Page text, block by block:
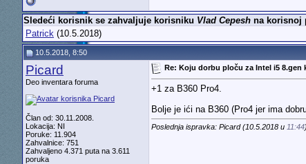
Sledeći korisnik se zahvaljuje korisniku Vlad Cepeshna korisnoj
Patrick(10.5.2018)
10.5.2018, 8:50
Picard
Deo inventara foruma
Član od: 30.11.2008.
Lokacija: NI
Poruke: 11.904
Zahvalnice: 751
Zahvaljeno 4.371 puta na 3.611
poruka
Re: Koju dorbu ploču za Intel i5 8.gen
+1 za B360 Pro4.
Bolje je ići na B360 (Pro4 jer ima
Poslednja ispravka: Picard (10.5.2018 u 11:44)